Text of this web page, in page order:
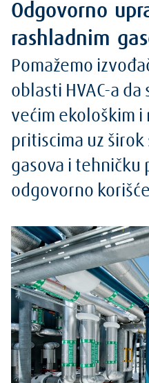
Odgovorno
rashladnim
Pomažemo
oblasti HVAC-a da
većim ekološkim
pritiscima uz
gasova i tehničku
odgovorno